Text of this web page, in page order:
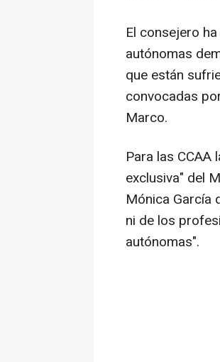
El consejero
autónomas
que están
convocadas
Marco.
Para las
exclusiva" del
Mónica García
ni de los
autónomas".